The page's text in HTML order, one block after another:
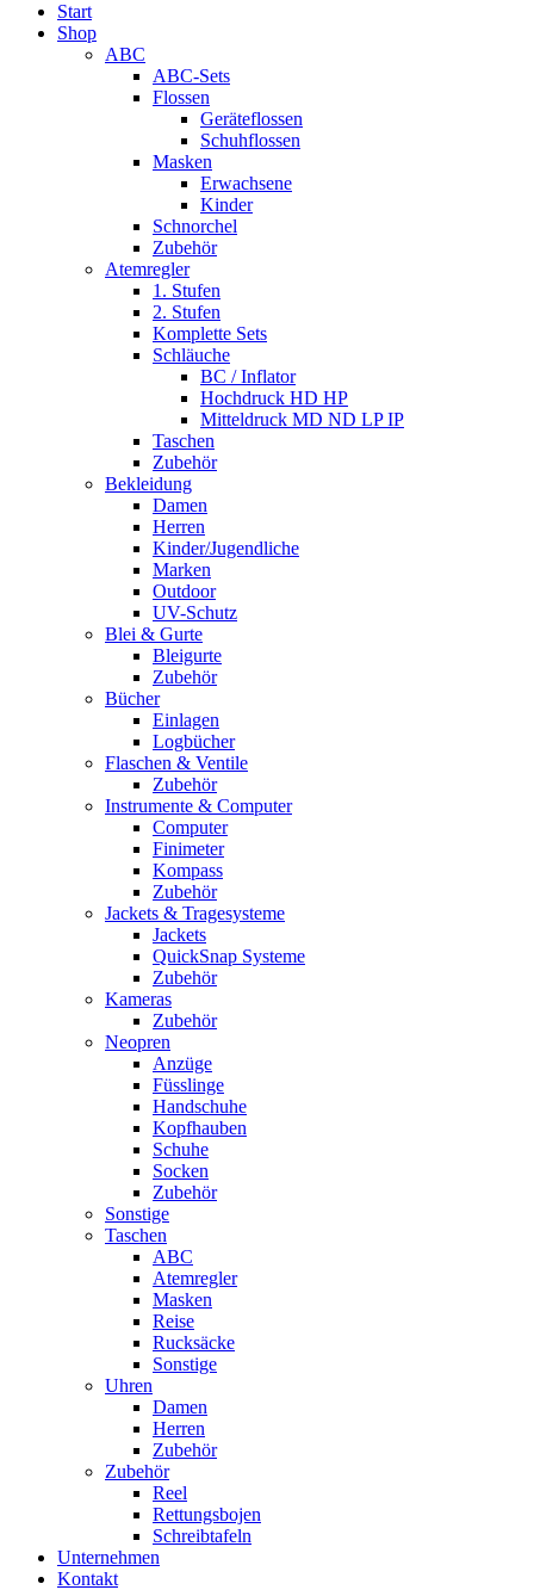
Start
Shop
ABC
ABC-Sets
Flossen
Geräteflossen
Schuhflossen
Masken
Erwachsene
Kinder
Schnorchel
Zubehör
Atemregler
1. Stufen
2. Stufen
Komplette Sets
Schläuche
BC / Inflator
Hochdruck HD HP
Mitteldruck MD ND LP IP
Taschen
Zubehör
Bekleidung
Damen
Herren
Kinder/Jugendliche
Marken
Outdoor
UV-Schutz
Blei & Gurte
Bleigurte
Zubehör
Bücher
Einlagen
Logbücher
Flaschen & Ventile
Zubehör
Instrumente & Computer
Computer
Finimeter
Kompass
Zubehör
Jackets & Tragesysteme
Jackets
QuickSnap Systeme
Zubehör
Kameras
Zubehör
Neopren
Anzüge
Füsslinge
Handschuhe
Kopfhauben
Schuhe
Socken
Zubehör
Sonstige
Taschen
ABC
Atemregler
Masken
Reise
Rucksäcke
Sonstige
Uhren
Damen
Herren
Zubehör
Zubehör
Reel
Rettungsbojen
Schreibtafeln
Unternehmen
Kontakt